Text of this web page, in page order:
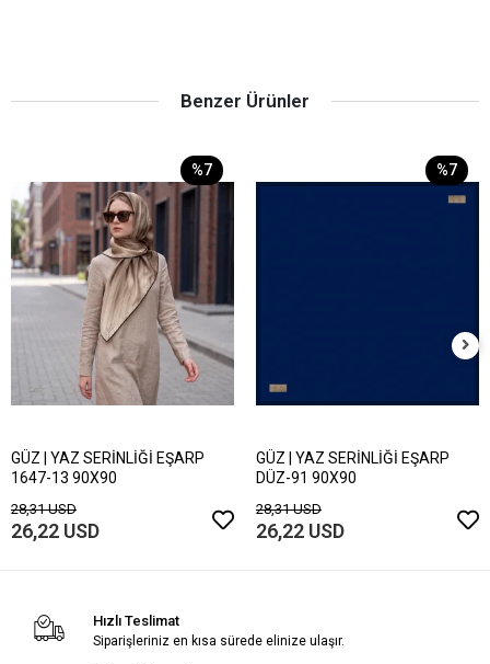
Benzer Ürünler
%7
GÜZ | YAZ SERİNLİĞİ EŞARP
1647-13 90X90
28,31 USD
26,22 USD
%7
GÜZ | YAZ SERİNLİĞİ EŞARP
DÜZ-91 90X90
28,31 USD
26,22 USD
Hızlı Teslimat
Siparişleriniz en kısa sürede elinize ulaşır.